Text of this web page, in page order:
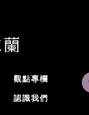
觀點專欄
認識我們